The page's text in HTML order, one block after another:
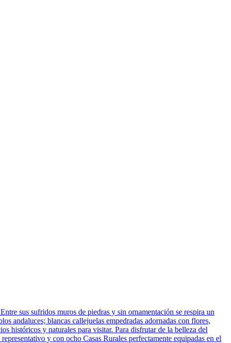
sus sufridos muros de piedras y sin ornamentación se respira un
andaluces; blancas callejuelas empedradas adornadas con flores,
históricos y naturales para visitar. Para disfrutar de la belleza del
y con ocho Casas Rurales perfectamente equipadas en el